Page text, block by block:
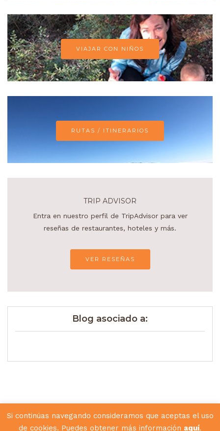
VIAJAR CON NIÑOS
RUTAS / ITINERARIOS
TRIP ADVISOR
Entra en nuestro perfil de TripAdvisor para ver
reseñas de restaurantes, hoteles y más.
VER RESEÑAS
Blog asociado a:
Si continúas navegando consideramos que aceptas el uso
de cookies. Puedes obtener más información aquí.